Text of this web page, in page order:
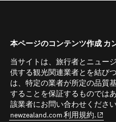
本ページのコンテンツ作成 カ
当サイトは、旅行者とニュー
供する観光関連業者とを結び
は、特定の業者が所定の品質
することを保証するものでは
該業者にお問い合わせくださ
newzealand.com 利用規約.